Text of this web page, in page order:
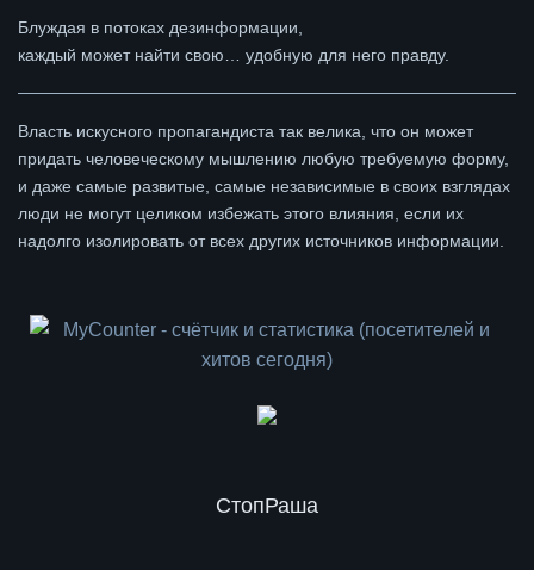
Блуждая в потоках дезинформации,
каждый может найти свою… удобную для него правду.
Власть искусного пропагандиста так велика, что он может
придать человеческому мышлению любую требуемую форму,
и даже самые развитые, самые независимые в своих взглядах
люди не могут целиком избежать этого влияния, если их
надолго изолировать от всех других источников информации.
СтопРаша